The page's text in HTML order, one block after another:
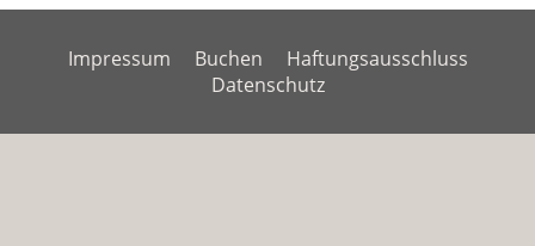
Impressum Buchen
Haftungsausschluss
Datenschutz